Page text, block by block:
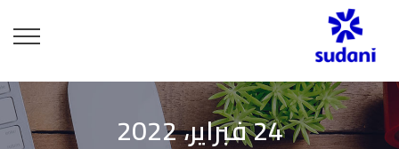
24 فبراير، 2022